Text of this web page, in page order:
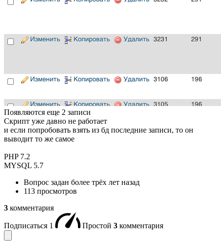
Появляются еще 2 записи
Скрипт уже давно не работает
и если попробовать взять из бд последние записи, то он
выводит то же самое
PHP 7.2
MYSQL 5.7
Вопрос задан более трёх лет назад
113 просмотров
3 комментария
Подписаться 1 Простой 3 комментария